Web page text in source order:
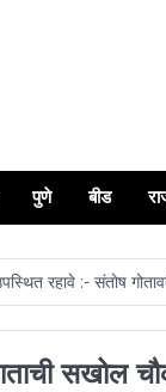
पुणे बीड
:- संतोष गोतावळे
सखोल